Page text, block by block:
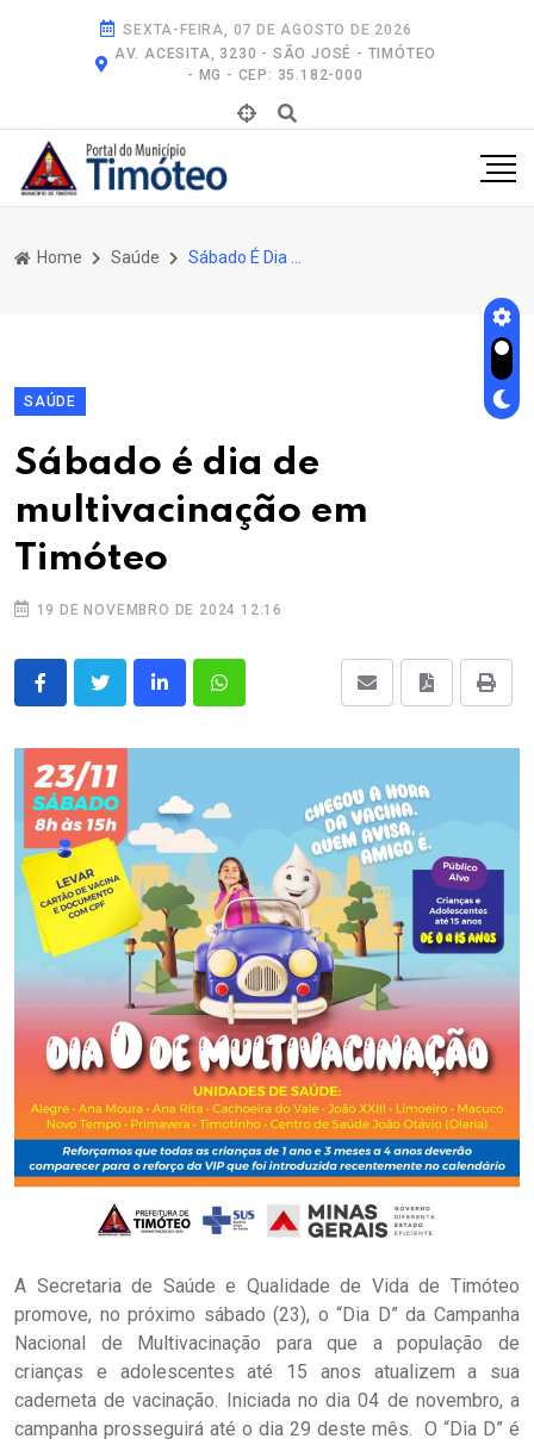
SEXTA-FEIRA, 07 DE AGOSTO DE 2026
AV. ACESITA, 3230 - SÃO JOSÉ - TIMÓTEO
- MG - CEP: 35.182-000
Home Saúde
SAÚDE
Sábado é dia de
multivacinação em
Timóteo
19 DE NOVEMBRO DE 2024 12:16
A Secretaria de Saúde e Qualidade de Vida de Timóteo
promove, no próximo sábado (23), o “Dia D” da Campanha
Nacional de Multivacinação para que a população de
crianças e adolescentes até 15 anos atualizem a sua
caderneta de vacinação. Iniciada no dia 04 de novembro, a
campanha prosseguirá até o dia 29 deste mês. O “Dia D” é